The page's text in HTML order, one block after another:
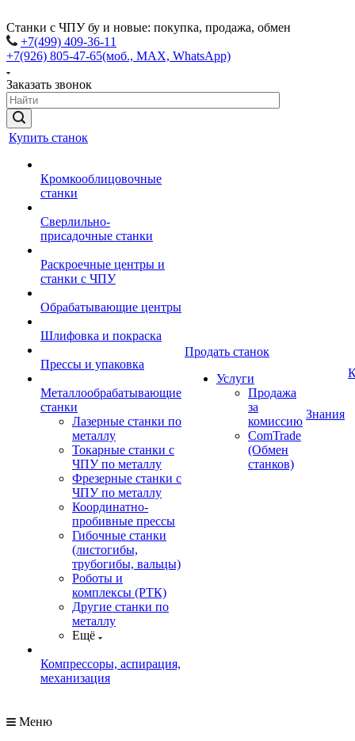
Станки с ЧПУ бу и новые: покупка, продажа, обмен
+7(499) 409-36-11
+7(926) 805-47-65(моб., MAX, WhatsApp)
Заказать звонок
Купить станок
Кромкооблицовочные
станки
Сверлильно-
присадочные станки
Раскроечные центры и
станки с ЧПУ
Обрабатывающие центры
Шлифовка и покраска
Прессы и упаковка
Металлообрабатывающие
станки
Лазерные станки по
металлу
Токарные станки с
ЧПУ по металлу
Фрезерные станки с
ЧПУ по металлу
Координатно-
пробивные прессы
Гибочные станки
(листогибы,
трубогибы, вальцы)
Роботы и
комплексы (РТК)
Другие станки по
металлу
Ещё
Компрессоры, аспирация,
механизация
Продать станок
Услуги
Продажа
за
комиссию
ComTrade
(Обмен
станков)
Знания
Меню